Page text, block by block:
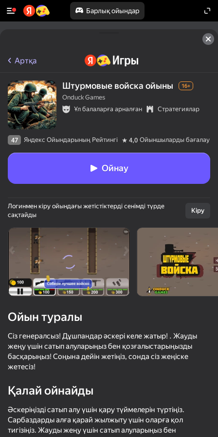
Барлық ойындар
Құрылғыны бұрыңыз
Ойын тек көлденең
бағдарда ғана істейді
Зов битвы
75
Арена: Онлайн Шутер
Создавай Оружие
Артқа
Штурмовые войска ойыны 16+
Onduck Games
Ұл балаларға арналған
Стратегиялар
47 Яндекс Ойындарының Рейтингі 4,0 Ойыншыларды бағалау
Ойнау
Логинмен кіру ойындағы жетістіктерді сенімді түрде
сақтайды
Кіру
Ойын туралы
Сіз генералсыз! Дұшпандар әскері келе жатыр! . Жауды
жеңу үшін сатып алуларыңыз бен қозғалыстарыңызды
басқарыңыз! Соңына дейін жетіңіз, сонда сіз жеңіске
жетесіз!
Қалай ойнайды
Әскеріңізді сатып алу үшін қару түймелерін түртіңіз.
Сарбаздарды алға қарай жылжыту үшін оларға қол
тигізіңіз. Жауды жеңу үшін сатып алуларыңыз бен